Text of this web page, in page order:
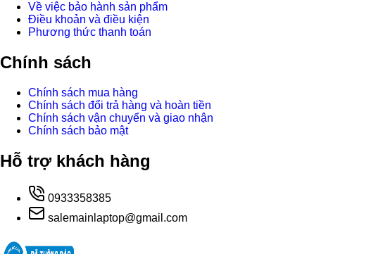
Về việc bảo hành sản phẩm
Điều khoản và điều kiện
Phương thức thanh toán
Chính sách
Chính sách mua hàng
Chính sách đổi trả hàng và hoàn tiền
Chính sách vận chuyển và giao nhận
Chính sách bảo mật
Hỗ trợ khách hàng
0933358385
salemainlaptop@gmail.com